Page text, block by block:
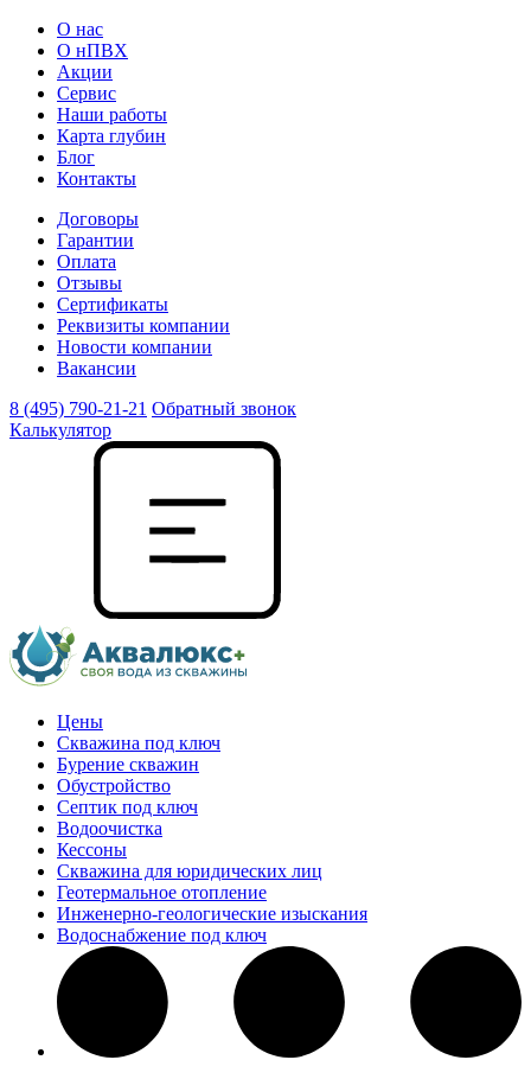
О нас
О нПВХ
Акции
Сервис
Наши работы
Карта глубин
Блог
Контакты
Договоры
Гарантии
Оплата
Отзывы
Сертификаты
Реквизиты компании
Новости компании
Вакансии
8 (495) 790-21-21 Обратный звонок
Калькулятор
Цены
Скважина под ключ
Бурение скважин
Обустройство
Септик под ключ
Водоочистка
Кессоны
Скважина для юридических лиц
Геотермальное отопление
Инженерно-геологические изыскания
Водоснабжение под ключ